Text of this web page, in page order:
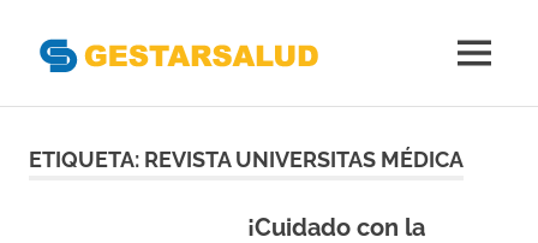
Gestoras
MENÚ
ETIQUETA: REVISTA UNIVERSITAS MÉDICA
¡Cuidado con la